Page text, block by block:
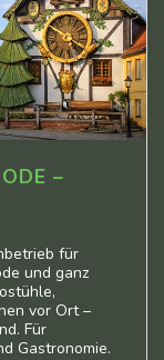
–
für
und ganz
vor Ort –
Für
Gastronomie.